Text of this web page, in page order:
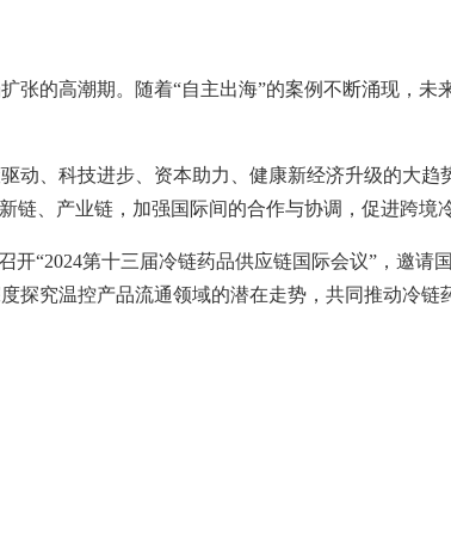
张的高潮期。随着“自主出海”的案例不断涌现，
动、科技进步、资本助力、健康新经济升级的大
链、产业链，加强国际间的合作与协调，促进跨境
开“2024第十三届冷链药品供应链国际会议”，邀
探究温控产品流通领域的潜在走势，共同推动冷